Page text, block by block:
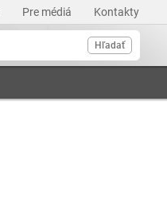
Pre médiá Kontakty
Hľadať